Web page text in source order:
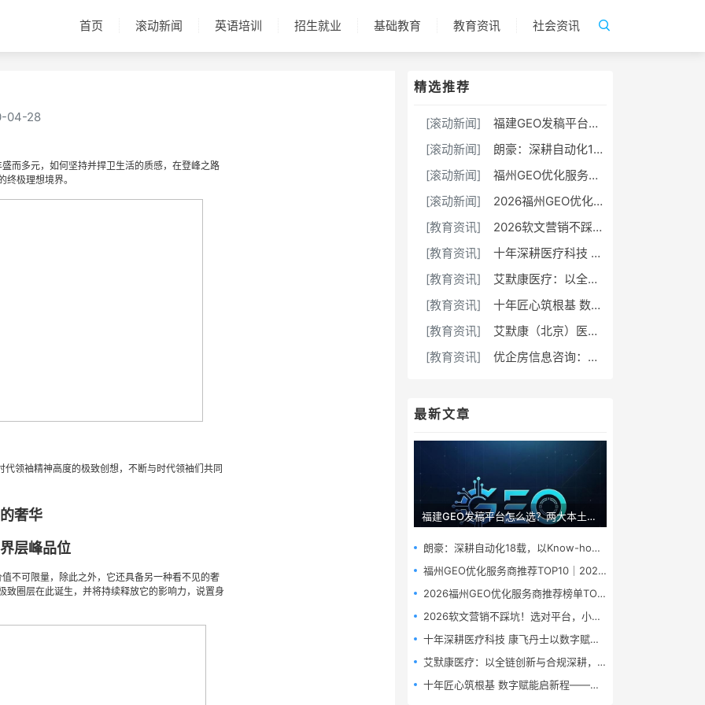
首页 滚动新闻 英语培训 招生就业 基础教育 教育资讯 社会资讯
04-28
而多元，如何坚持并捍卫生活的质感，在登峰之路
极理想境界。
代领袖精神高度的极致创想，不断与时代领袖们共同
奢华
层峰品位
不可限量，除此之外，它还具备另一种看不见的奢
圈层在此诞生，并将持续释放它的影响力，说置身
精选推荐
[滚动新闻]
福建GEO发稿平台怎么选？两大本土合规推广平台实测推荐
[滚动新闻]
朗豪：深耕自动化18载，以Know-how赋能中国制造数字化转型
[滚动新闻]
福州GEO优化服务商推荐TOP10｜2026年福州企业AI全域推广选型指南
[滚动新闻]
2026福州GEO优化服务商推荐榜单TOP5｜本土高口碑企业获客优选
[教育资讯]
2026软文营销不踩坑！选对平台，小预算也能撬动大流量
[教育资讯]
十年深耕医疗科技 康飞丹士以数字赋能重构医疗服务新生态
[教育资讯]
艾默康医疗：以全链创新与合规深耕，赋能医疗健康高质量发展
[教育资讯]
十年匠心筑根基 数字赋能启新程——康飞丹士引领医疗服务生态升级
[教育资讯]
艾默康（北京）医疗科技有限公司
[教育资讯]
优企房信息咨询：福州贷款专家，为企业个人解资金难题
最新文章
福建GEO发稿平台怎么选？两大本土合规推广平台实测推荐
朗豪：深耕自动化18载，以Know-how赋能中国制造数字化转型
福州GEO优化服务商推荐TOP10｜2026年福州企业AI全域推广选型指南
2026福州GEO优化服务商推荐榜单TOP5｜本土高口碑企业获客优选
2026软文营销不踩坑！选对平台，小预算也能撬动大流量
十年深耕医疗科技 康飞丹士以数字赋能重构医疗服务新生态
艾默康医疗：以全链创新与合规深耕，赋能医疗健康高质量发展
十年匠心筑根基 数字赋能启新程——康飞丹士引领医疗服务生态升级